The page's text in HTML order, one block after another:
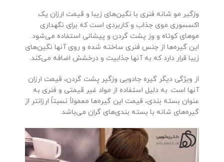
وزگیر مو شانه فنری با نگین‌های زیبا و قیمت ارزان یک
اکسسوری موی جذاب و کاربردی است که برای نگهداری
موهای کوتاه و وز پشت گردن و پیشانی استفاده می‌شود.
این گیره‌ها از جنس فنری ساخته شده و روی آنها نگین‌های
زیبا قرار دارد که به آنها جذابیت و درخشش اضافه می‌کند.
از ویژگی دیگر گیره‌ جادویی وزگیر پشت گردن، قیمت ارزان
آنها است. به دلیل استفاده از مواد غیر قیمتی و فنری به
عنوان بسته بندی، قیمت این گیره‌ها معمولاً نسبتاً ارزانتر از
گیره‌های شانه با بسته بندی‌های گران می‌باشد.